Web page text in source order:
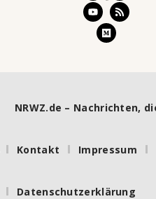
NRWZ.de – Nachrichten,
Kontakt Impressum
Datenschutzerklärung